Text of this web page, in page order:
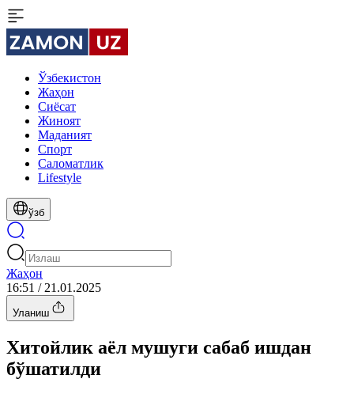
Ўзбекистон
Жаҳон
Сиёсат
Жиноят
Маданият
Спорт
Cаломатлик
Lifestyle
ўзб
Жаҳон
16:51 / 21.01.2025
Уланиш
Хитойлик аёл мушуги сабаб ишдан
бўшатилди